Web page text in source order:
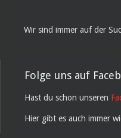
Wir sind immer auf der
Folge uns auf
Hast du schon unseren
Hier gibt es auch immer